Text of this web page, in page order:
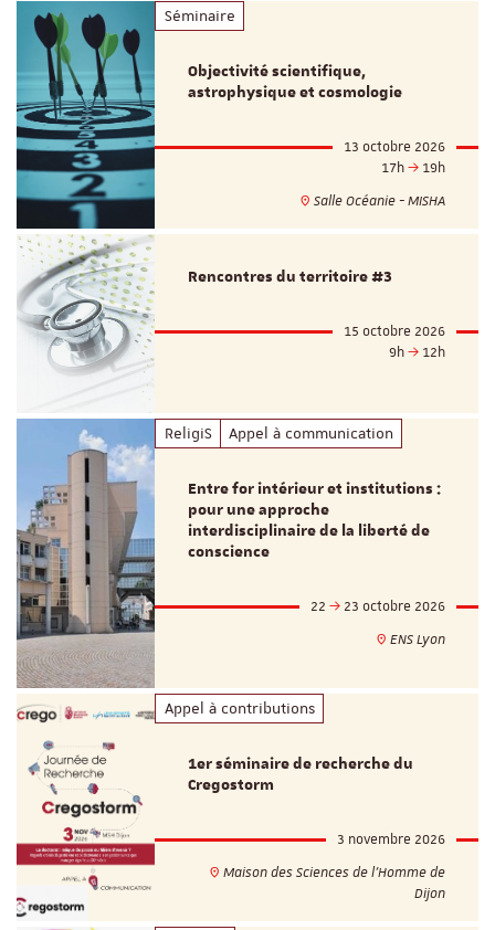
Séminaire
Objectivité scientifique,
astrophysique et cosmologie
13 octobre 2026
17h
19h
Salle Océanie - MISHA
Rencontres du territoire #3
15 octobre 2026
9h
12h
ReligiS Appel à communication
Entre for intérieur et institutions :
pour une approche
interdisciplinaire de la liberté de
conscience
22
23 octobre 2026
ENS Lyon
Appel à contributions
1er séminaire de recherche du
Cregostorm
3 novembre 2026
Maison des Sciences de l'Homme de
Dijon